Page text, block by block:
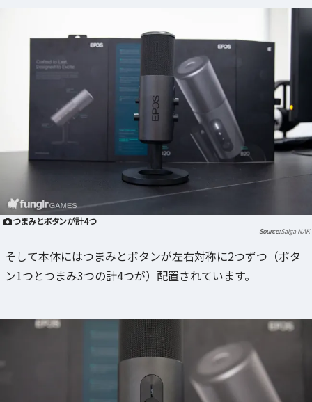
つまみとボタンが計4つ
Saiga NAK
そして本体にはつまみとボタンが左右対称に2つずつ（ボタ
ン1つとつまみ3つの計4つが）配置されています。